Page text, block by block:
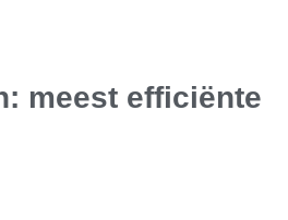
meest efficiënte